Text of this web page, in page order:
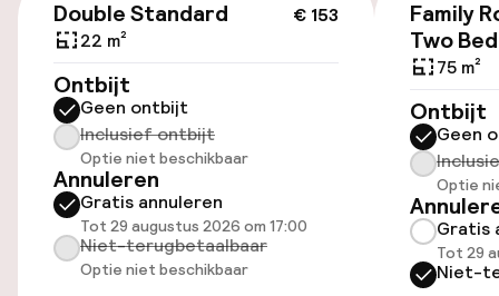
Toegankelijkheid
Lift
Kamers
Familiekamers beschikbaar
€ 153
Double Standard
22 m²
Ontbijt
Geen ontbijt
Inclusief ontbijt
Optie niet beschikbaar
Annuleren
Gratis annuleren
Tot 29 augustus 2026 om 17:00
Niet-terugbetaalbaar
Optie niet beschikbaar
Family
Two
75 m²
Ontbijt
Geen
Optie
Gratis
Tot 29
Niet-